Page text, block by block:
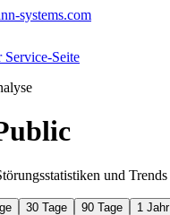
systems.com
Service-Seite
und Trends
30 Tage 90 Tage 1 Jahr